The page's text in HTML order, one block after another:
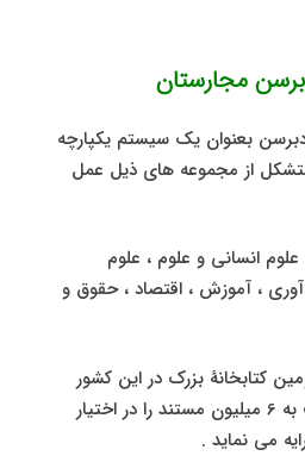
مجارستان
دبرسن بعنوان یک سیستم یکپارچه
از مجموعه های ذیل عمل
انسانی و علوم ، علوم
، آموزش ، اقتصاد ، حقوق و
کتابخانۀ بزرک در این کشور
مجموعه های خود قریب به 6 میلیون مستند را در اختیار
می نماید .